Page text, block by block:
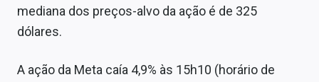
mediana dos preços-alvo da ação é de 325
dólares.
A ação da Meta caía 4,9% às 15h10 (horário de